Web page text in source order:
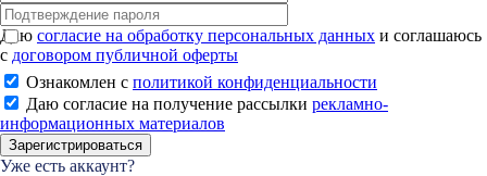
Даю согласие на обработку персональных данных и соглашаюсь
с договором публичной оферты
Ознакомлен с политикой конфиденциальности
Даю согласие на получение рассылки рекламно-
информационных материалов
Зарегистрироваться
Уже есть аккаунт?